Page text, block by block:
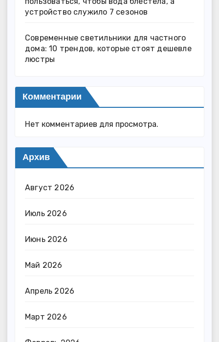
устройство служило 7 сезонов
Современные светильники для частного
дома: 10 трендов, которые стоят дешевле
люстры
Комментарии
Нет комментариев для просмотра.
Архив
Август 2026
Июль 2026
Июнь 2026
Май 2026
Апрель 2026
Март 2026